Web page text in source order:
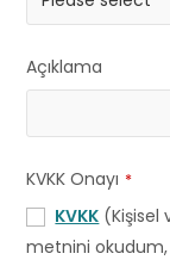
Açıklama
KVKK Onayı *
KVKK (Kişisel
metnini okudum,